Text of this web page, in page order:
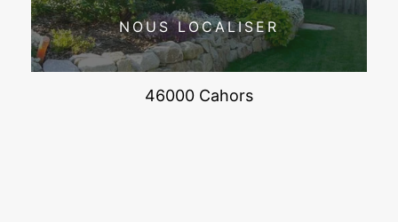
NOUS LOCALISER
46000 Cahors